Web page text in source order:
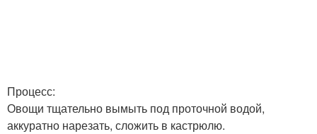
Процесс:
Овощи тщательно вымыть под проточной водой,
аккуратно нарезать, сложить в кастрюлю.